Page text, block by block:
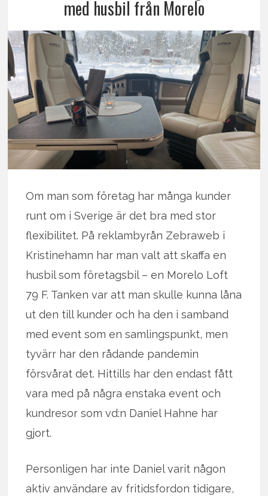
med husbil från Morelo
Om man som företag har många kunder
runt om i Sverige är det bra med stor
flexibilitet. På reklambyrån Zebraweb i
Kristinehamn har man valt att skaffa en
husbil som företagsbil – en Morelo Loft
79 F. Tanken var att man skulle kunna låna
ut den till kunder och ha den i samband
med event som en samlingspunkt, men
tyvärr har den rådande pandemin
försvårat det. Hittills har den endast fått
vara med på några enstaka event och
kundresor som vd:n Daniel Hahne har
gjort.
Personligen har inte Daniel varit någon
aktiv användare av fritidsfordon tidigare,